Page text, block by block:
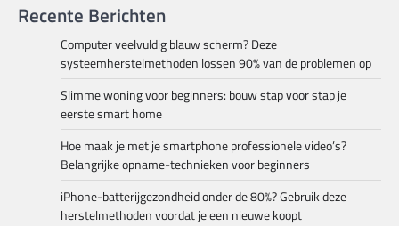
Recente Berichten
Computer veelvuldig blauw scherm? Deze
systeemherstelmethoden lossen 90% van de problemen op
Slimme woning voor beginners: bouw stap voor stap je
eerste smart home
Hoe maak je met je smartphone professionele video’s?
Belangrijke opname-technieken voor beginners
iPhone-batterijgezondheid onder de 80%? Gebruik deze
herstelmethoden voordat je een nieuwe koopt